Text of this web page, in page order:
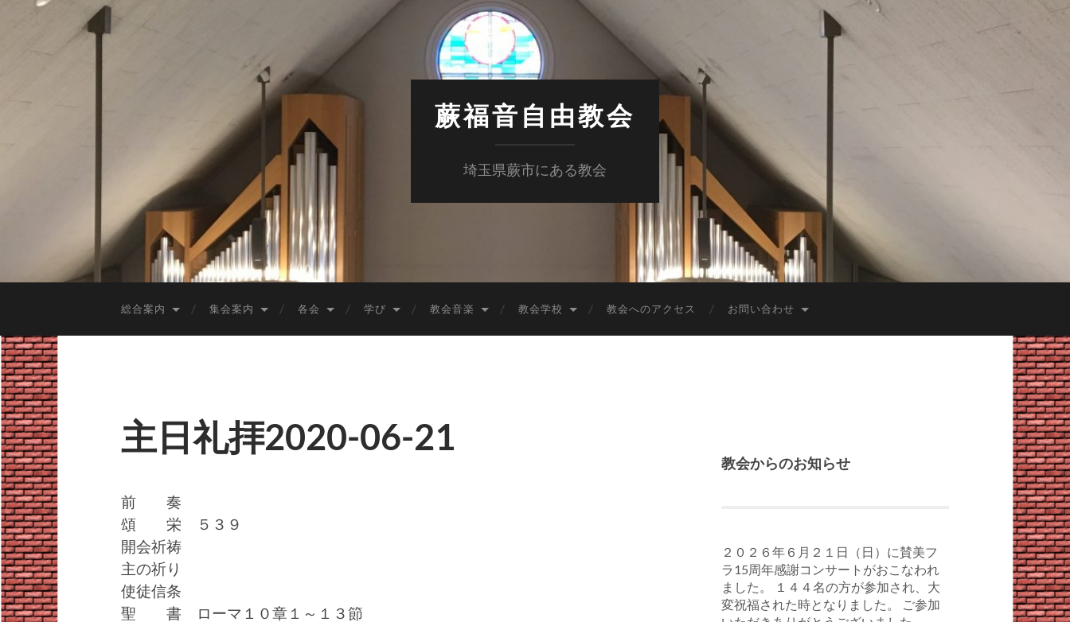
蕨福音自由教会
埼玉県蕨市にある教会
総合案内 集会案内 各会 学び 教会音楽 教会学校 教会へのアクセス お問い合わせ
主日礼拝2020-06-21
前 奏
頌 栄 ５３９
開会祈祷
主の祈り
使徒信条
聖 書 ローマ１０章１～１３節
教会からのお知らせ
２０２６年６月２１日（日）に賛美フ
ラ15周年感謝コンサートがおこなわれ
ました。 １４４名の方が参加され、大
変祝福された時となりました。 ご参加